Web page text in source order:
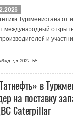
Туркменистана от
международный
и
ул.2022, 55
в
на поставку
Caterpillar